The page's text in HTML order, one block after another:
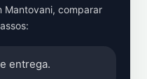
Mantovani, comparar
entrega.